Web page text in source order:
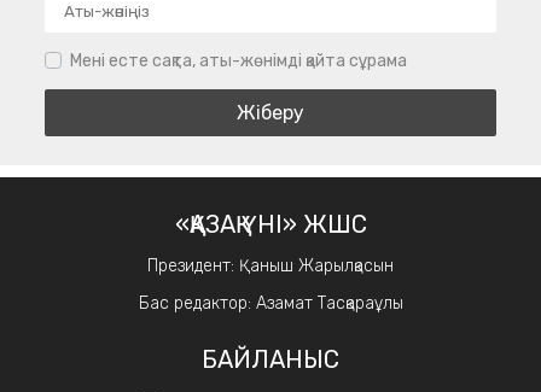
Мені есте сақта, аты-жөнімді қайта сұрама
«ҚАЗАҚ ҮНІ» ЖШС
Президент: Қаныш Жарылқасын
Бас редактор: Азамат Тасқараұлы
БАЙЛАНЫС